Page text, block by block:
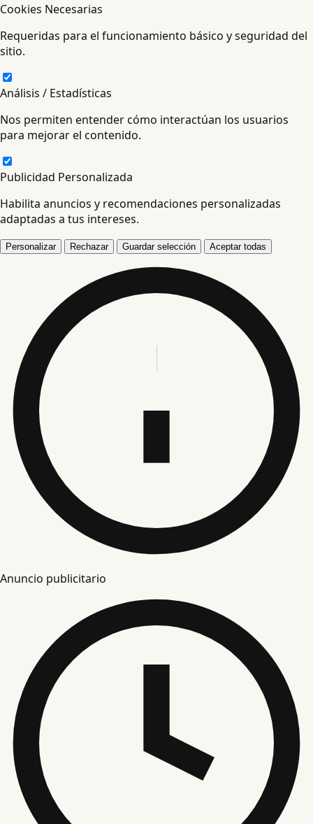
Cookies Necesarias
Requeridas para el funcionamiento básico y seguridad del
sitio.
Análisis / Estadísticas
Nos permiten entender cómo interactúan los usuarios
para mejorar el contenido.
Publicidad Personalizada
Habilita anuncios y recomendaciones personalizadas
adaptadas a tus intereses.
Personalizar Rechazar Guardar selección Aceptar todas
Anuncio publicitario